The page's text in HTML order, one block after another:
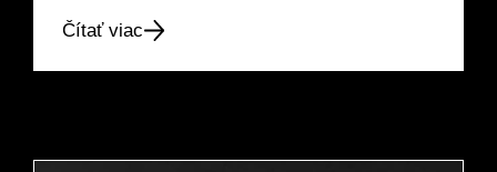
Čítať viac